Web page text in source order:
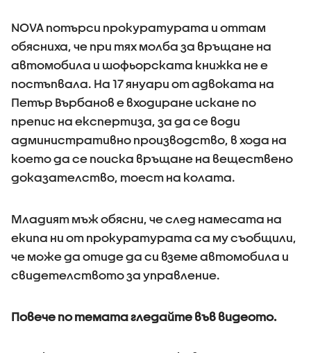
NOVA потърси прокуратурата и оттам
обясниха, че при тях молба за връщане на
автомобила и шофьорската книжка не е
постъпвала. На 17 януари от адвоката на
Петър Върбанов е входиране искане по
препис на експертиза, за да се води
административно производство, в хода на
което да се поиска връщане на веществено
доказателство, тоест на колата.
Младият мъж обясни, че след намесата на
екипа ни от прокуратурата са му съобщили,
че може да отиде да си вземе автомобила и
свидетелството за управление.
Повече по темата гледайте във видеото.